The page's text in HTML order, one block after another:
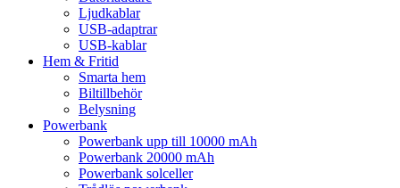
Ljudkablar
USB-adaptrar
USB-kablar
Hem & Fritid
Smarta hem
Biltillbehör
Belysning
Powerbank
Powerbank upp till 10000 mAh
Powerbank 20000 mAh
Powerbank solceller